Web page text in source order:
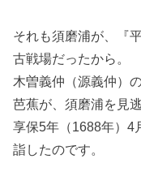
それも須磨浦が、『
古戦場だったから。
木曽義仲（源義仲）
芭蕉が、須磨浦を見
享保5年（1688年）4
詣したのです。